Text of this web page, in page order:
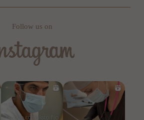
Follow us on